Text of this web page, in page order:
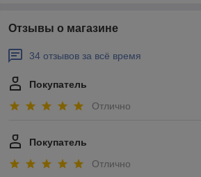
Отзывы о магазине
34 отзывов за всё время
Покупатель
Отлично
Покупатель
Отлично